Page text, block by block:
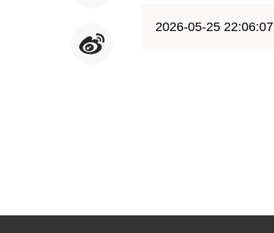
2026-05-25 22:06:07